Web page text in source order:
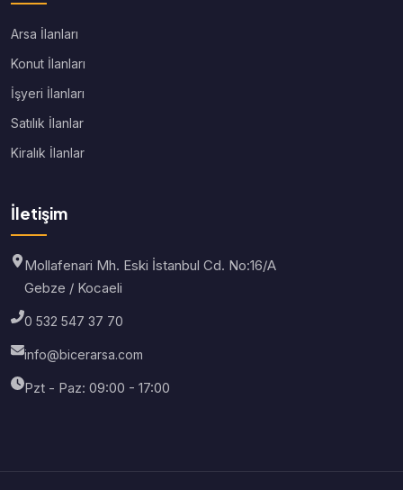
Arsa İlanları
Konut İlanları
İşyeri İlanları
Satılık İlanlar
Kiralık İlanlar
İletişim
Mollafenari Mh. Eski İstanbul Cd. No:16/A
Gebze / Kocaeli
0 532 547 37 70
info@bicerarsa.com
Pzt - Paz: 09:00 - 17:00